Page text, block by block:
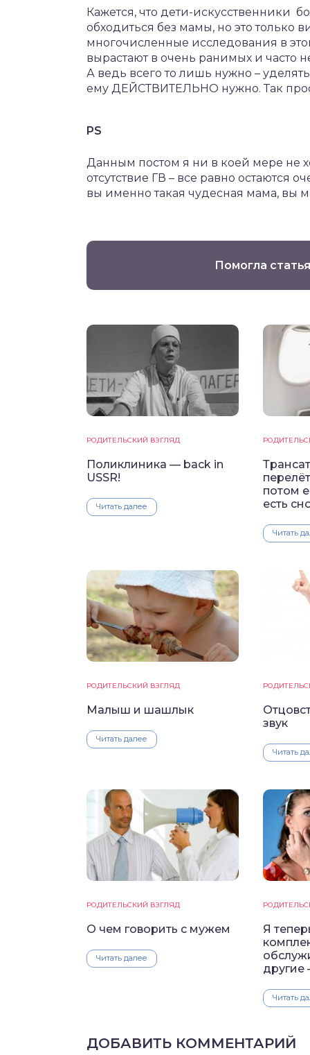
Кажется, что дети-искусственники
обходиться без мамы, но это только
многочисленные исследования в
вырастают в очень ранимых и часто
А ведь всего то лишь нужно –
ему ДЕЙСТВИТЕЛЬНО нужно. Так
PS
Данным постом я ни в коей мере не
отсутствие ГВ – все равно остаются
вы именно такая чудесная мама, вы
Помогла
РОДИТЕЛЬСКИЙ ВЗГЛЯД
Поликлиника — back in
USSR!
Читать далее
потом
есть
Читать
РОДИТЕЛЬСКИЙ ВЗГЛЯД
Малыш и шашлык
Читать далее
звук
Читать
РОДИТЕЛЬСКИЙ ВЗГЛЯД
О чем говорить с мужем
Читать далее
Я
другие
Читать
ДОБАВИТЬ КОММЕНТАРИЙ